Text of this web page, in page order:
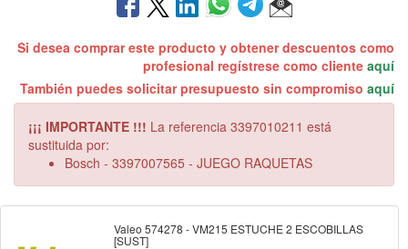
Si desea comprar este producto y obtener descuentos como
profesional regístrese como cliente aquí
También puedes solicitar presupuesto sin compromiso aquí
¡¡¡ IMPORTANTE !!! La referencia 3397010211 está
sustituida por:
Bosch - 3397007565 - JUEGO RAQUETAS
Valeo 574278 - VM215 ESTUCHE 2 ESCOBILLAS
[SUST]